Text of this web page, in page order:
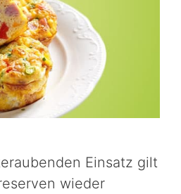
Einsatz gilt
wieder